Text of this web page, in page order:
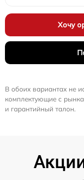
Хочу
В обоих вариантах не
комплектующие с
и гарантийный талон.